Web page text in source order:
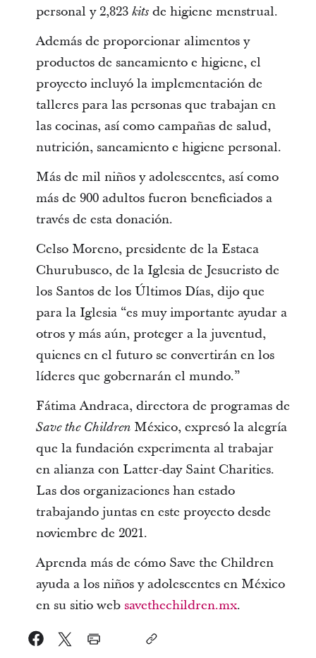
personal y 2,823 kitsde higiene menstrual.
Además de proporcionar alimentos y
productos de saneamiento e higiene, el
proyecto incluyó la implementación de
talleres para las personas que trabajan en
las cocinas, así como campañas de salud,
nutrición, saneamiento e higiene personal.
Más de mil niños y adolescentes, así como
más de 900 adultos fueron beneficiados a
través de esta donación.
Celso Moreno, presidente de la Estaca
Churubusco, de la Iglesia de Jesucristo de
los Santos de los Últimos Días, dijo que
para la Iglesia “es muy importante ayudar a
otros y más aún, proteger a la juventud,
quienes en el futuro se convertirán en los
líderes que gobernarán el mundo.”
Fátima Andraca, directora de programas de
Save the ChildrenMéxico, expresó la alegría
que la fundación experimenta al trabajar
en alianza con Latter-day Saint Charities.
Las dos organizaciones han estado
trabajando juntas en este proyecto desde
noviembre de 2021.
Aprenda más de cómo Save the Children
ayuda a los niños y adolescentes en México
en su sitio web savethechildren.mx.